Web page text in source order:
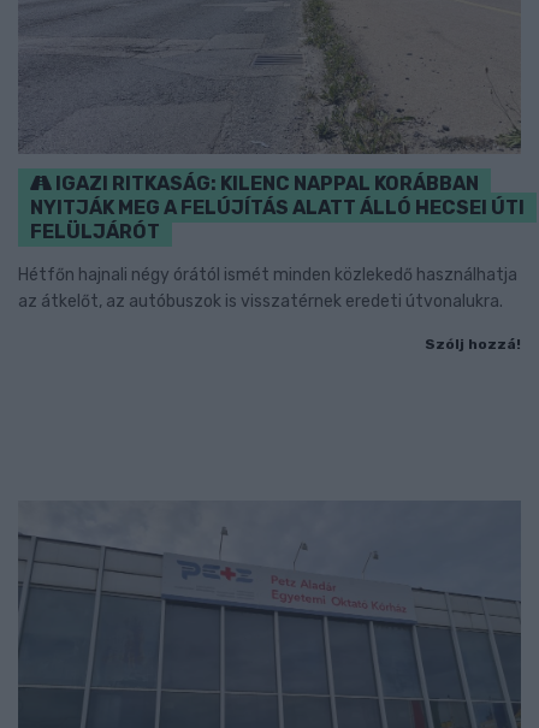
IGAZI RITKASÁG: KILENC NAPPAL KORÁBBAN
NYITJÁK MEG A FELÚJÍTÁS ALATT ÁLLÓ HECSEI ÚTI
FELÜLJÁRÓT
Hétfőn hajnali négy órától ismét minden közlekedő használhatja
az átkelőt, az autóbuszok is visszatérnek eredeti útvonalukra.
Szólj hozzá!